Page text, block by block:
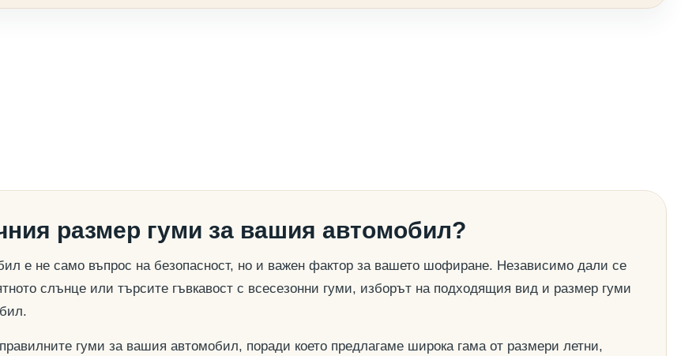
размер гуми за вашия автомобил?
е не само въпрос на безопасност, но и важен фактор за вашето шофиране. Независимо дали се
слънце или търсите гъвкавост с всесезонни гуми, изборът на подходящия вид и размер гуми
гуми за вашия автомобил, поради което предлагаме широка гама от размери летни,